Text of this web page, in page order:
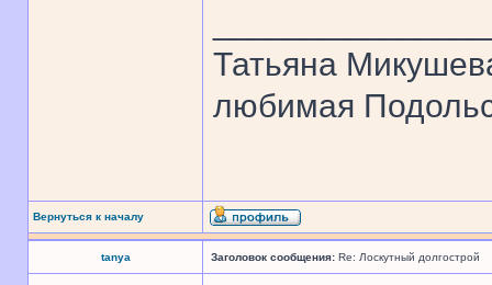
Татьяна
любимая
Вернуться к началу
tanya Заголовок сообщения: Re: Лоскутный долгострой